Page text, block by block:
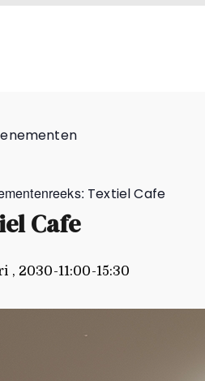
Textiel Cafe
Cafe
, 2030-11:00-15:30